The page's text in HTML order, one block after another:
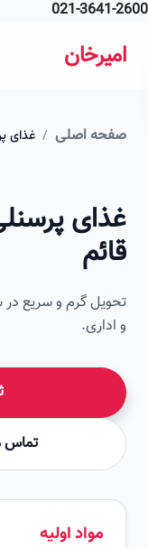
021-
اصلی / غذای پرسنلی
پرسنلی
گرم و سریع در شهرک
ثبت
تماس مستقیم: 021-
مواد اولیه